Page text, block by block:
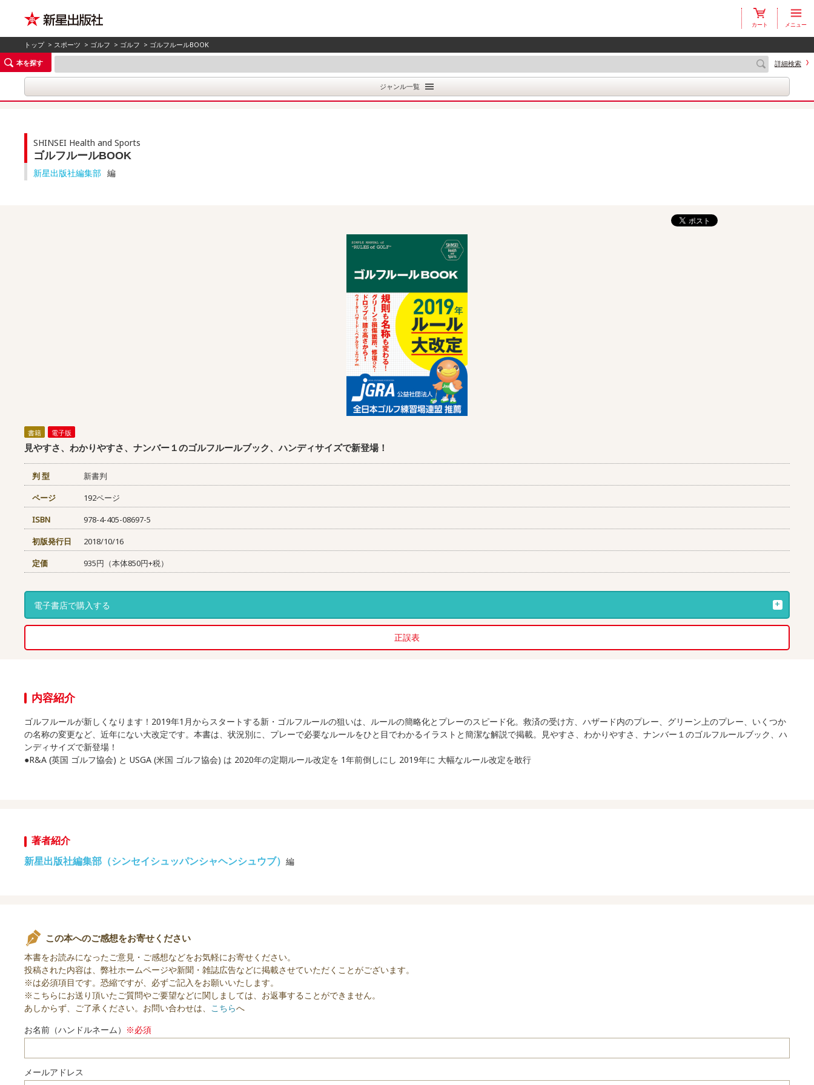
カート メニュー
トップ > スポーツ > ゴルフ > ゴルフ > ゴルフルールBOOK
本を探す
詳細検索
ジャンル一覧
SHINSEI Health and Sports
ゴルフルールBOOK
新星出版社編集部 編
書籍 電子版
見やすさ、わかりやすさ、ナンバー１のゴルフルールブック、ハンディサイズで新登場！
判 型
新書判
ページ
192ページ
ISBN
978-4-405-08697-5
初版発行日
2018/10/16
定価
935円（本体850円+税）
電子書店で購入する
正誤表
内容紹介
ゴルフルールが新しくなります！2019年1月からスタートする新・ゴルフルールの狙いは、ルールの簡略化とプレーのスピード化。救済の受け方、ハザード内のプレー、グリーン上のプレー、いくつか
の名称の変更など、近年にない大改定です。本書は、状況別に、プレーで必要なルールをひと目でわかるイラストと簡潔な解説で掲載。見やすさ、わかりやすさ、ナンバー１のゴルフルールブック、ハ
ンディサイズで新登場！
●R&A (英国 ゴルフ協会) と USGA (米国 ゴルフ協会) は 2020年の定期ルール改定を 1年前倒しにし 2019年に 大幅なルール改定を敢行
著者紹介
新星出版社編集部（シンセイシュッパンシャヘンシュウブ）編
この本へのご感想をお寄せください
本書をお読みになったご意見・ご感想などをお気軽にお寄せください。
投稿された内容は、弊社ホームページや新聞・雑誌広告などに掲載させていただくことがございます。
※は必須項目です。恐縮ですが、必ずご記入をお願いいたします。
※こちらにお送り頂いたご質問やご要望などに関しましては、お返事することができません。
あしからず、ご了承ください。お問い合わせは、 こちらへ
お名前（ハンドルネーム） ※必須
メールアドレス